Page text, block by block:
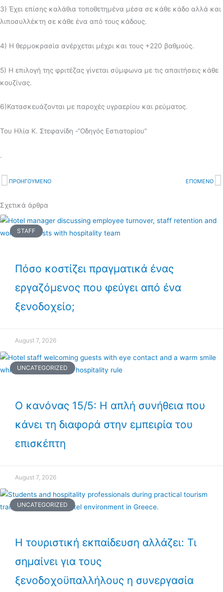
3) Έχει επίσης καλάθια τοποθετημένα μέσα σε κάθε κάδο αλλά και
λιποσυλλέκτη σε κάθε ένα από τους κάδους.
4) Η θερμοκρασία ανέρχεται μέχρι και τους +220 βαθμούς.
5) Η επιλογή της φριτέζας γίνεται σύμφωνα µε τις απαιτήσεις κάθε
κουζίνας.
6)Κατασκευάζονται με παροχές υγραερίου και ρεύματος.
Του Ηλία Κ. Στεφανίδη -“Οδηγός Εστιατορίου”
.
Prev
ΠΡΟΗΓΟΥΜΕΝΟ ΕΠΟΜΕΝΟ
Σχετικά άρθρα
STAFF
Πόσο κοστίζει πραγματικά ένας
εργαζόμενος που φεύγει από ένα
ξενοδοχείο;
August 7, 2026
UNCATEGORIZED
Ο κανόνας 15/5: Η απλή συνήθεια που
κάνει τη διαφορά στην εμπειρία του
επισκέπτη
August 7, 2026
UNCATEGORIZED
Η τουριστική εκπαίδευση αλλάζει: Τι
σημαίνει για τους
ξενοδοχοϋπαλλήλους η συνεργασία